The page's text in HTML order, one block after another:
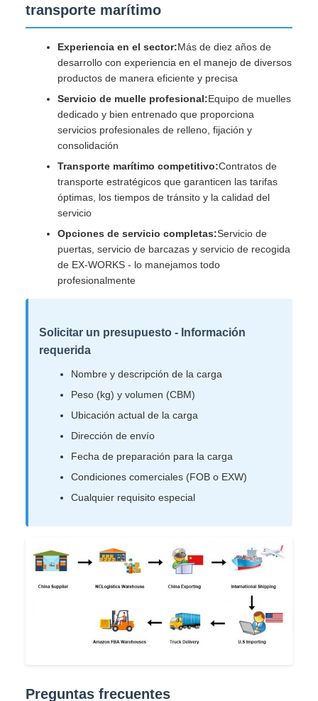
transporte marítimo
Experiencia en el sector:Más de diez años de
desarrollo con experiencia en el manejo de diversos
productos de manera eficiente y precisa
Servicio de muelle profesional:Equipo de muelles
dedicado y bien entrenado que proporciona
servicios profesionales de relleno, fijación y
consolidación
Transporte marítimo competitivo:Contratos de
transporte estratégicos que garanticen las tarifas
óptimas, los tiempos de tránsito y la calidad del
servicio
Opciones de servicio completas:Servicio de
puertas, servicio de barcazas y servicio de recogida
de EX-WORKS - lo manejamos todo
profesionalmente
Solicitar un presupuesto - Información
requerida
Nombre y descripción de la carga
Peso (kg) y volumen (CBM)
Ubicación actual de la carga
Dirección de envío
Fecha de preparación para la carga
Condiciones comerciales (FOB o EXW)
Cualquier requisito especial
Preguntas frecuentes